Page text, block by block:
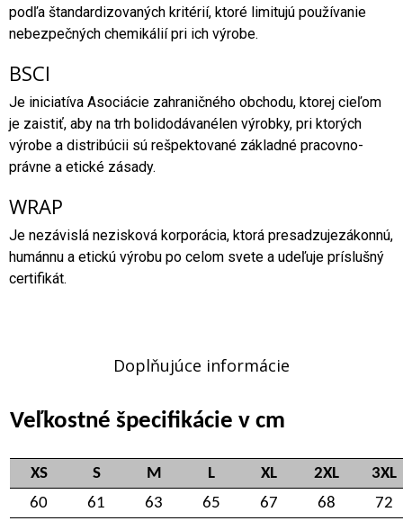
podľa štandardizovaných kritérií, ktoré limitujú používanie
nebezpečných chemikálií pri ich výrobe.
BSCI
Je iniciatíva Asociácie zahraničného obchodu, ktorej cieľom
je zaistiť, aby na trh bolidodávanélen výrobky, pri ktorých
výrobe a distribúcii sú rešpektované základné pracovno-
právne a etické zásady.
WRAP
Je nezávislá nezisková korporácia, ktorá presadzujezákonnú,
humánnu a etickú výrobu po celom svete a udeľuje príslušný
certifikát.
Doplňujúce informácie
Veľkostné špecifikácie v cm
XS S M L XL 2XL
3XL
60
61 63 65 67 68
72